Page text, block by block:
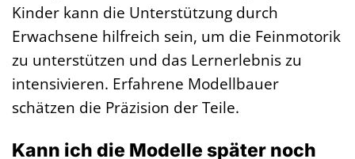
Kinder kann die Unterstützung durch
Erwachsene hilfreich sein, um die Feinmotorik
zu unterstützen und das Lernerlebnis zu
intensivieren. Erfahrene Modellbauer
schätzen die Präzision der Teile.
Kann ich die Modelle später noch